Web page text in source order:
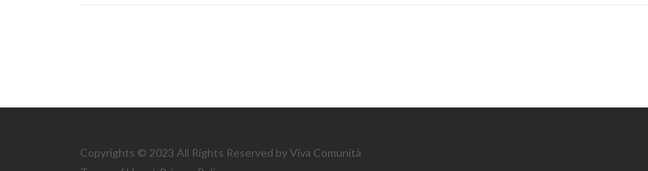
Copyrights © 2023 All Rights Reserved by Viva Comunità